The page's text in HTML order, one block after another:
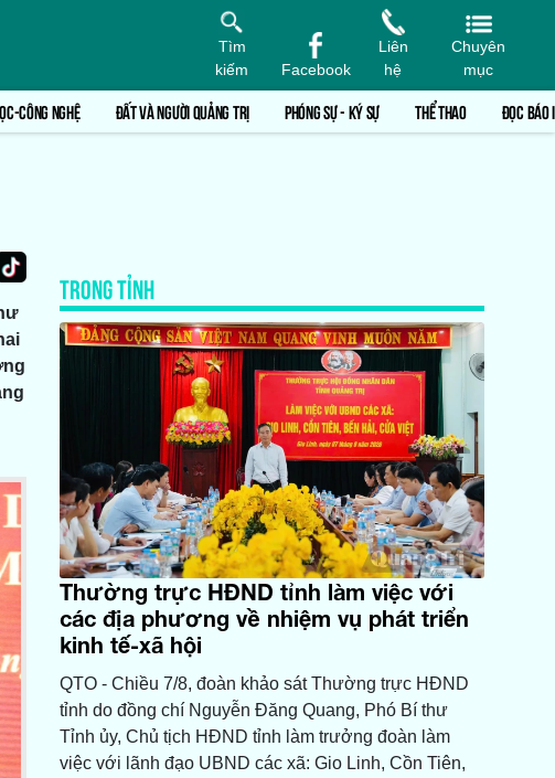
Tìm
kiếm
Facebook
Liên
hệ
Chuyên
mục
CÔNG NGHỆ ĐẤT VÀ NGƯỜI QUẢNG TRỊ PHÓNG SỰ - KÝ SỰ THỂ THAO ĐỌC BÁO
TRONG TỈNH
Thường trực HĐND tỉnh làm việc với
các địa phương về nhiệm vụ phát triển
kinh tế-xã hội
QTO - Chiều 7/8, đoàn khảo sát Thường trực HĐND
tỉnh do đồng chí Nguyễn Đăng Quang, Phó Bí thư
Tỉnh ủy, Chủ tịch HĐND tỉnh làm trưởng đoàn làm
việc với lãnh đạo UBND các xã: Gio Linh, Cồn Tiên,